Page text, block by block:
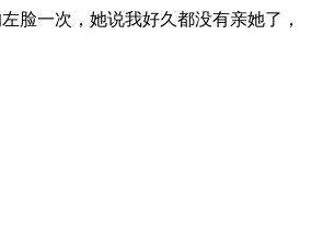
脸一次，她说我好久都没有亲她了，